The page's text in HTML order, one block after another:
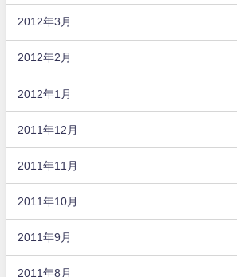
2012年3月
2012年2月
2012年1月
2011年12月
2011年11月
2011年10月
2011年9月
2011年8月